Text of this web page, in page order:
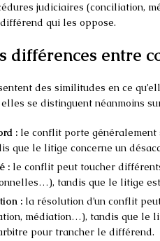
judiciaires (conciliation,
qui les oppose.
différences entre
des similitudes en ce
se distinguent néanmoins
: le conflit porte généralement
que le litige concerne un
: le conflit peut toucher
tandis que le litige
: la résolution d’un conflit
médiation…), tandis que le
arbitre pour trancher le différend.